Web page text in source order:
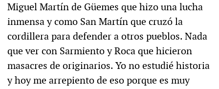
Miguel Martín de Güemes que hizo una lucha
inmensa y como San Martín que cruzó la
cordillera para defender a otros pueblos. Nada
que ver con Sarmiento y Roca que hicieron
masacres de originarios. Yo no estudié historia
y hoy me arrepiento de eso porque es muy